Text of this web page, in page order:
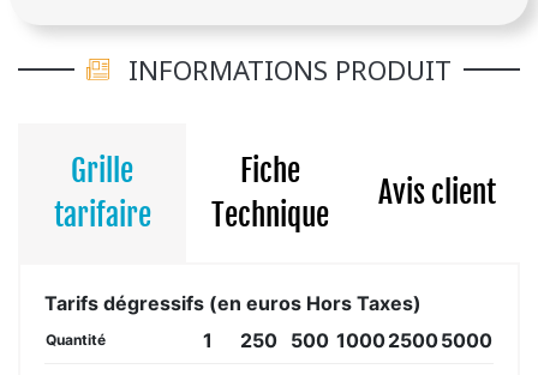
INFORMATIONS PRODUIT
Grille
tarifaire
Fiche
Technique
Avis client
Tarifs dégressifs (en euros Hors Taxes)
Quantité 1 250 500 100025005000